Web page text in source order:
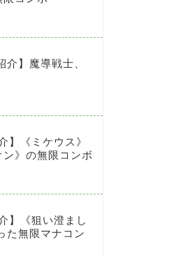
介】魔導戦士、
】《ミケウス》
》の無限コンボ
】《狙い澄まし
た無限マナコン